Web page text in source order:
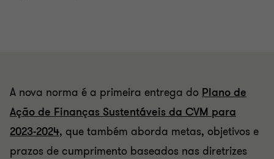
A nova norma é a primeira entrega do Plano de
Ação de Finanças Sustentáveis da CVM para
2023-2024, que também aborda metas, objetivos e
prazos de cumprimento baseados nas diretrizes